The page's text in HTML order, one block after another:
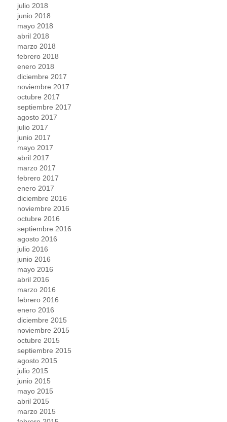
julio 2018
junio 2018
mayo 2018
abril 2018
marzo 2018
febrero 2018
enero 2018
diciembre 2017
noviembre 2017
octubre 2017
septiembre 2017
agosto 2017
julio 2017
junio 2017
mayo 2017
abril 2017
marzo 2017
febrero 2017
enero 2017
diciembre 2016
noviembre 2016
octubre 2016
septiembre 2016
agosto 2016
julio 2016
junio 2016
mayo 2016
abril 2016
marzo 2016
febrero 2016
enero 2016
diciembre 2015
noviembre 2015
octubre 2015
septiembre 2015
agosto 2015
julio 2015
junio 2015
mayo 2015
abril 2015
marzo 2015